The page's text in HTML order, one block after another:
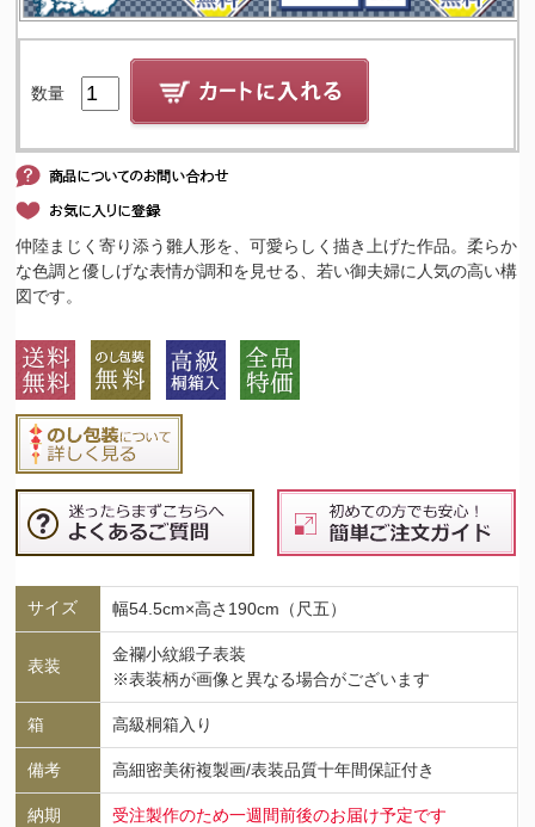
数量
仲陸まじく寄り添う雛人形を、可愛らしく描き上げた作品。柔らか
な色調と優しげな表情が調和を見せる、若い御夫婦に人気の高い構
図です。
サイズ 幅54.5cm×高さ190cm（尺五）
表装
金襴小紋緞子表装
※表装柄が画像と異なる場合がございます
箱 高級桐箱入り
備考 高細密美術複製画/表装品質十年間保証付き
納期 受注製作のため一週間前後のお届け予定です